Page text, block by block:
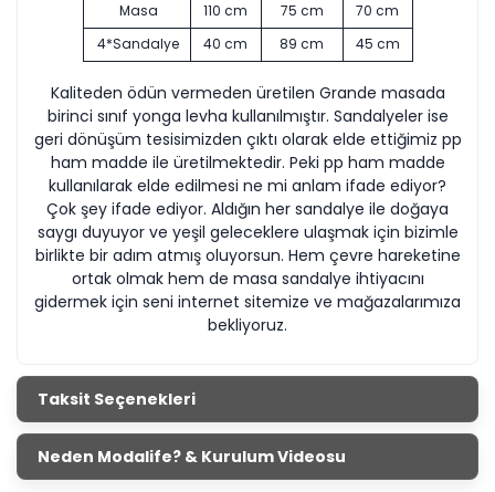
Masa
110 cm 75 cm
70 cm
4*Sandalye
40 cm 89 cm 45 cm
Kaliteden ödün vermeden üretilen Grande masada
birinci sınıf yonga levha kullanılmıştır. Sandalyeler ise
geri dönüşüm tesisimizden çıktı olarak elde ettiğimiz pp
ham madde ile üretilmektedir. Peki pp ham madde
kullanılarak elde edilmesi ne mi anlam ifade ediyor?
Çok şey ifade ediyor. Aldığın her sandalye ile doğaya
saygı duyuyor ve yeşil geleceklere ulaşmak için bizimle
birlikte bir adım atmış oluyorsun. Hem çevre hareketine
ortak olmak hem de masa sandalye ihtiyacını
gidermek için seni internet sitemize ve mağazalarımıza
bekliyoruz.
Taksit Seçenekleri
Neden Modalife? & Kurulum Videosu